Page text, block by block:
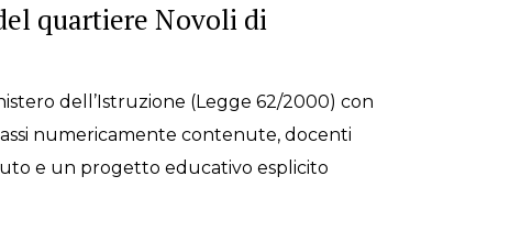
quartiere Novoli di
dell’Istruzione (Legge 62/2000) con
numericamente contenute, docenti
e un progetto educativo esplicito